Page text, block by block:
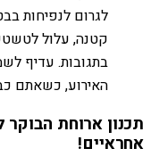
לגרום לנפיחות
קטנה, עלול
בתגובות. עדיף
האירוע, כשאתם
תכנון ארוחת
אחראיים!